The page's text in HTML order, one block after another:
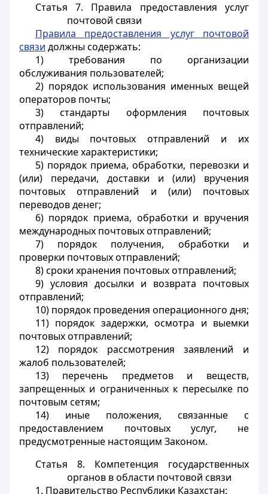
Статья 7. Правила предоставления услуг
почтовой связи
Правила предоставления услуг почтовой
связи должны содержать:
1) требования по организации
обслуживания пользователей;
2) порядок использования именных вещей
операторов почты;
3) стандарты оформления почтовых
отправлений;
4) виды почтовых отправлений и их
технические характеристики;
5) порядок приема, обработки, перевозки и
(или) передачи, доставки и (или) вручения
почтовых отправлений и (или) почтовых
переводов денег;
6) порядок приема, обработки и вручения
международных почтовых отправлений;
7) порядок получения, обработки и
проверки почтовых отправлений;
8) сроки хранения почтовых отправлений;
9) условия досылки и возврата почтовых
отправлений;
10) порядок проведения операционного дня;
11) порядок задержки, осмотра и выемки
почтовых отправлений;
12) порядок рассмотрения заявлений и
жалоб пользователей;
13) перечень предметов и веществ,
запрещенных и ограниченных к пересылке по
почтовым сетям;
14) иные положения, связанные с
предоставлением почтовых услуг, не
предусмотренные настоящим Законом.
Статья 8. Компетенция государственных
органов в области почтовой связи
1. Правительство Республики Казахстан: